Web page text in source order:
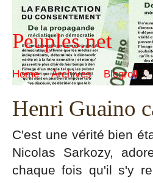
Peuples.net
Home Archives Blogroll
Henri Guaino
C'est une vérité bien
Nicolas Sarkozy,
chaque fois qu'il s'y